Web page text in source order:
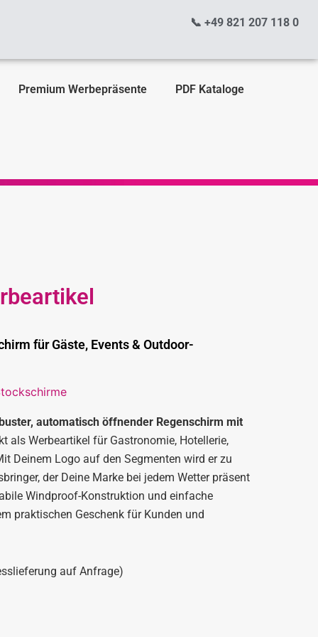
📞 +49 821 207 118 0
Premium Werbepräsente PDF Kataloge
für Gäste, Events & Outdoor-
automatisch öffnender Regenschirm mit
als Werbeartikel für Gastronomie, Hotellerie,
Deinem Logo auf den Segmenten wird er zu
der Deine Marke bei jedem Wetter präsent
Windproof-Konstruktion und einfache
praktischen Geschenk für Kunden und
auf Anfrage)